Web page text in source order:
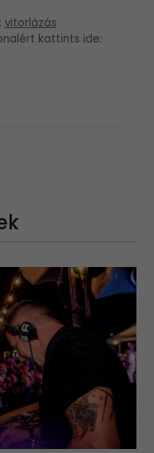
vitorlázás
kattints ide: